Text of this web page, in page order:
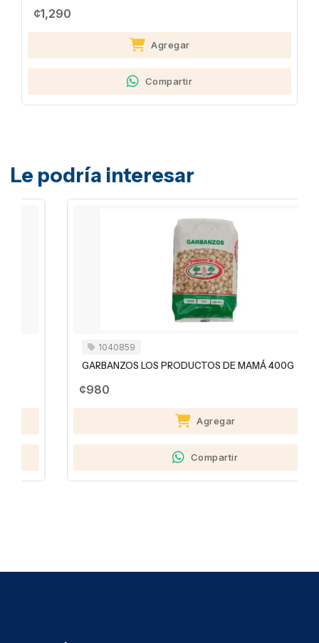
¢1,290
Agregar
Compartir
Le podría interesar
1040859
GARBANZOS LOS PRODUCTOS DE MAMÁ 400G
Agregar
Compartir